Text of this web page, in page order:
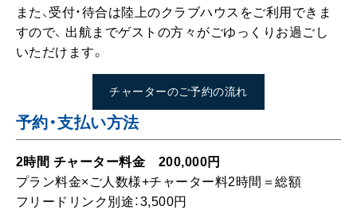
プラン料金×ご人数様+チャーター料2時間＝総額
フリードリンク別途：3,500円
スタンダードプラン 19,000円（お一人様）
プラン料金×ご人数様+チャーター料2時間＝総額
フリードリンク別途：3,500円
※フレンチコース
プラン料金×ご人数様+チャーター料2時間＝総額
フリードリンク別途：3,500円
※フレンチコース